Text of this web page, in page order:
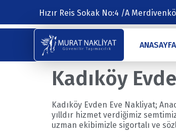
Hızır Reis Sokak No:4 /A
ANASAYFA
Kadıköy
Kadıköy Evden Eve Nakliyat;
yılldır hizmet verdiğimiz
uzman ekibimizle sigortalı ve